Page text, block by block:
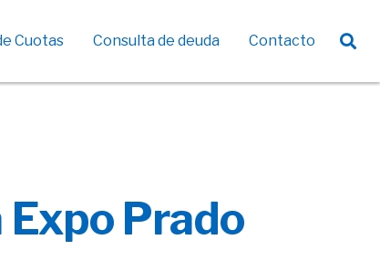
Cuotas Consulta de deuda Contacto
Prado